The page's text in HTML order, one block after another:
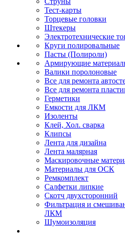
Тест-карты
Торцевые головки
Штекеры
Электротехнические
Круги полировальные
Пасты (Полироли)
Армирующие
Валики поролоновые
Все для ремонта
Все для ремонта
Герметики
Емкости для ЛКМ
Изоленты
Клей, Хол. сварка
Клипсы
Лента для дизайна
Лента малярная
Маскировочные
Материалы для ОСК
Ремкомплект
Салфетки липкие
Скотч двухсторонний
Фильтрация и
ЛКМ
Шумоизоляция